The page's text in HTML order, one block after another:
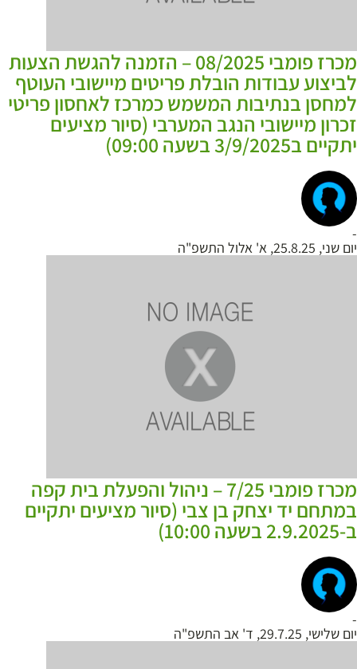
מכרז פומבי 08/2025 – הזמנה להגשת הצעות
לביצוע עבודות הובלת פריטים מיישובי העוטף
למחסן בנתיבות המשמש כמרכז לאחסון פריטי
זכרון מיישובי הנגב המערבי (סיור מציעים
יתקיים ב3/9/2025 בשעה 09:00)
-
יום שני, 25.8.25, א' אלול התשפ"ה
מכרז פומבי 7/25 – ניהול והפעלת בית קפה
במתחם יד יצחק בן צבי (סיור מציעים יתקיים
ב-2.9.2025 בשעה 10:00)
-
יום שלישי, 29.7.25, ד' אב התשפ"ה